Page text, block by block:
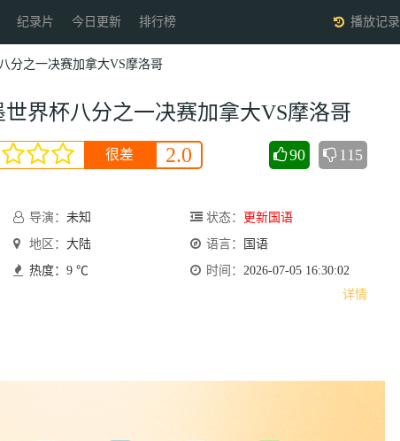
纪录片 今日更新 排行榜 播放记录
分之一决赛加拿大VS摩洛哥
世界杯八分之一决赛加拿大VS摩洛哥
会员收藏
很差 2.0 90 115
导演： 未知 状态：
更新国语
地区： 大陆 语言：
国语
热度：9 ℃ 时间： 2026-07-05 16:30:02
详情